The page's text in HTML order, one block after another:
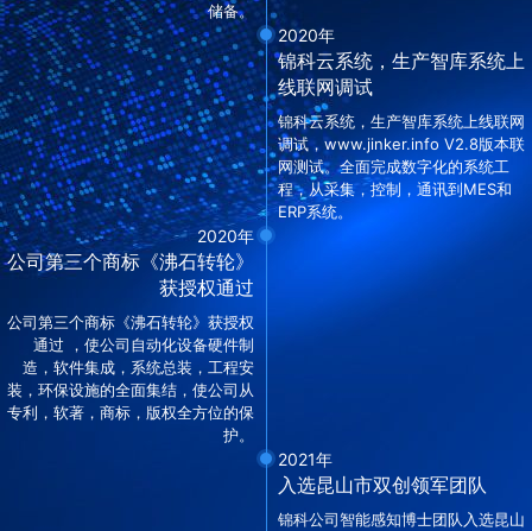
储备。
2020年
锦科云系统，生产智库系统上
线联网调试
锦科云系统，生产智库系统上线联网
调试，www.jinker.info V2.8版本联
网测试。全面完成数字化的系统工
程，从采集，控制，通讯到MES和
ERP系统。
2020年
公司第三个商标《沸石转轮》
获授权通过
公司第三个商标《沸石转轮》获授权
通过 ，使公司自动化设备硬件制
造，软件集成，系统总装，工程安
装，环保设施的全面集结，使公司从
专利，软著，商标，版权全方位的保
护。
2021年
入选昆山市双创领军团队
锦科公司智能感知博士团队入选昆山